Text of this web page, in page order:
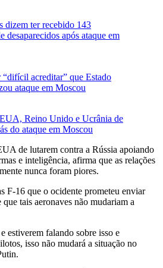
dizem ter recebido 143
desaparecidos após ataque em
“difícil acreditar” que Estado
ataque em Moscou
Reino Unido e Ucrânia de
do ataque em Moscou
de lutarem contra a Rússia apoiando
e inteligência, afirma que as relações
nunca foram piores.
F-16 que o ocidente prometeu enviar
tais aeronaves não mudariam a
estiverem falando sobre isso e
isso não mudará a situação no